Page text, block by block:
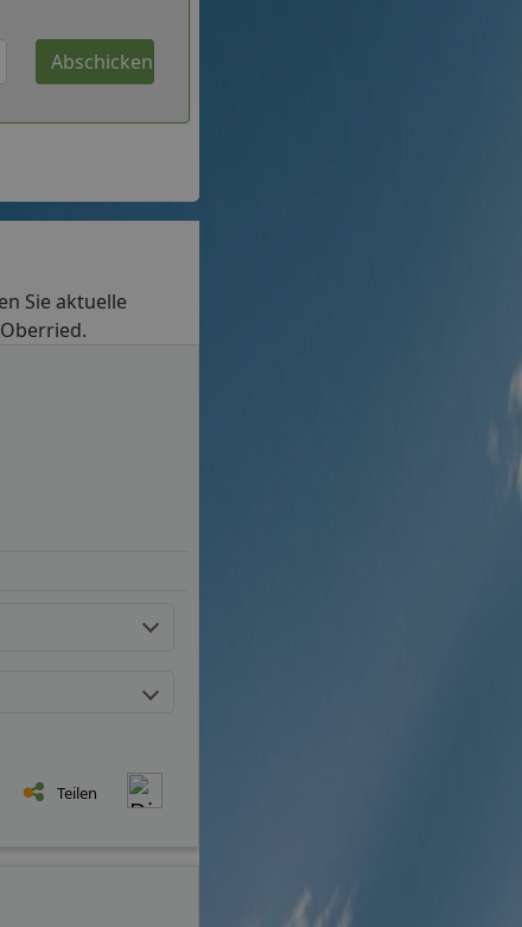
Sie aktuelle
Teilen